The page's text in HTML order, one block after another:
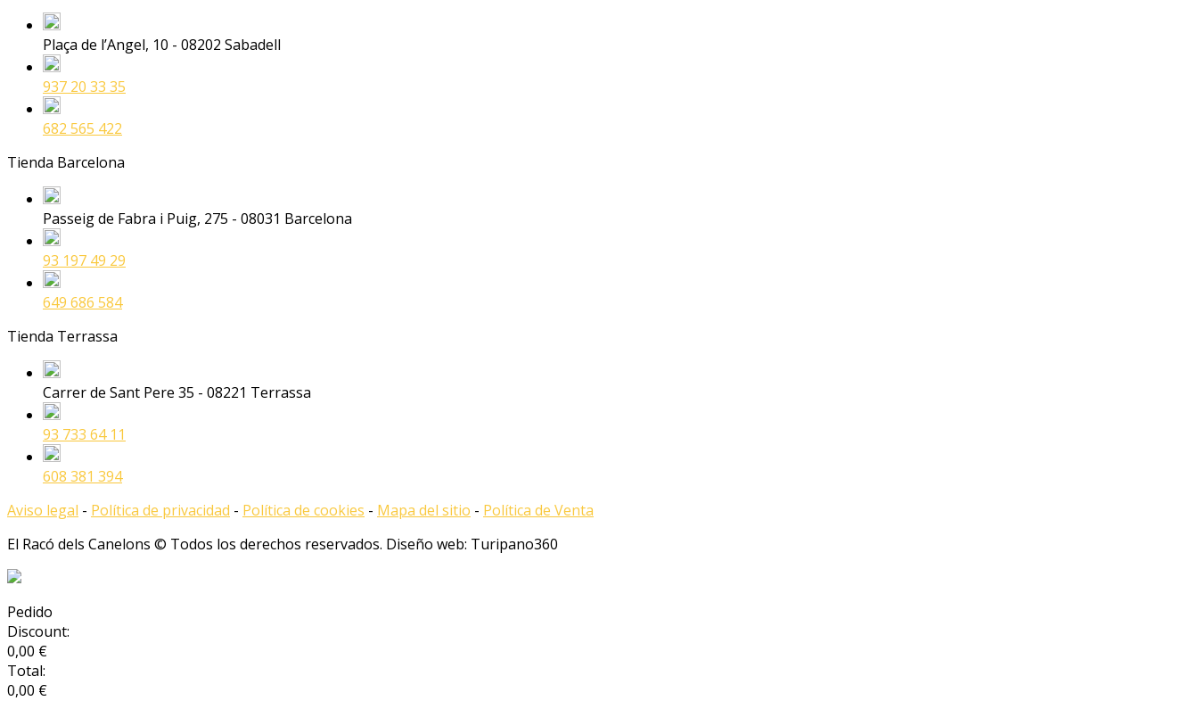
Plaça de l’Angel, 10 - 08202 Sabadell
937 20 33 35
682 565 422
Tienda Barcelona
Passeig de Fabra i Puig, 275 - 08031 Barcelona
93 197 49 29
649 686 584
Tienda Terrassa
Carrer de Sant Pere 35 - 08221 Terrassa
93 733 64 11
608 381 394
Aviso legal - Política de privacidad - Política de cookies - Mapa del sitio - Política de Venta
El Racó dels Canelons © Todos los derechos reservados. Diseño web: Turipano360
Pedido
Discount:
0,00 €
Total:
0,00 €